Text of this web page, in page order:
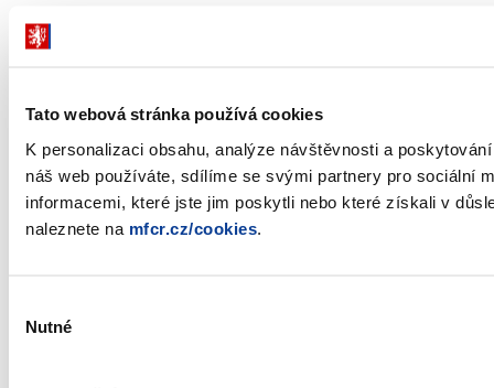
Tato webová stránka používá cookies
K personalizaci obsahu, analýze návštěvnosti a
náš web používáte, sdílíme se svými partnery pro sociální
informacemi, které jste jim poskytli nebo které získali v
naleznete na mfcr.cz/cookies
souhlasu
Nutné